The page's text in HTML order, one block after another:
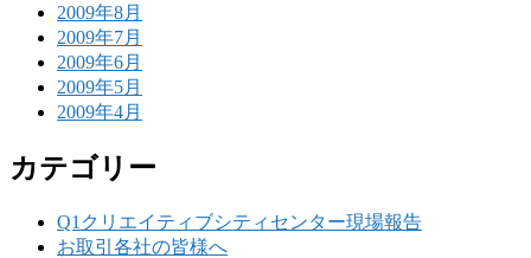
2009年8月
2009年7月
2009年6月
2009年5月
2009年4月
カテゴリー
Q1クリエイティブシティセンター現場報告
お取引各社の皆様へ